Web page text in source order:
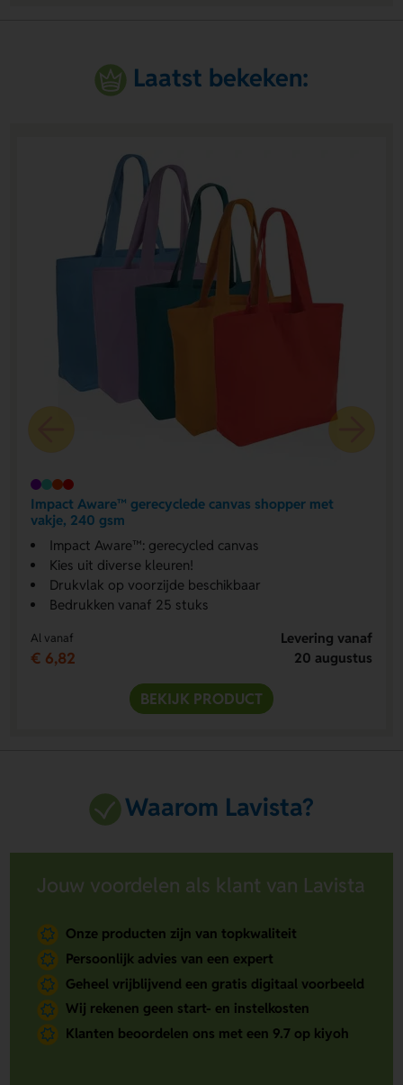
Laatst bekeken:
Impact Aware™ gerecyclede canvas shopper met
vakje, 240 gsm
Impact Aware™: gerecycled canvas
Kies uit diverse kleuren!
Drukvlak op voorzijde beschikbaar
Bedrukken vanaf 25 stuks
Al vanaf
€ 6,82
Levering vanaf
20 augustus
BEKIJK PRODUCT
Waarom Lavista?
Jouw voordelen als klant van Lavista
Onze producten zijn van topkwaliteit
Persoonlijk advies van een expert
Geheel vrijblijvend een gratis digitaal voorbeeld
Wij rekenen geen start- en instelkosten
Klanten beoordelen ons met een 9.7 op kiyoh